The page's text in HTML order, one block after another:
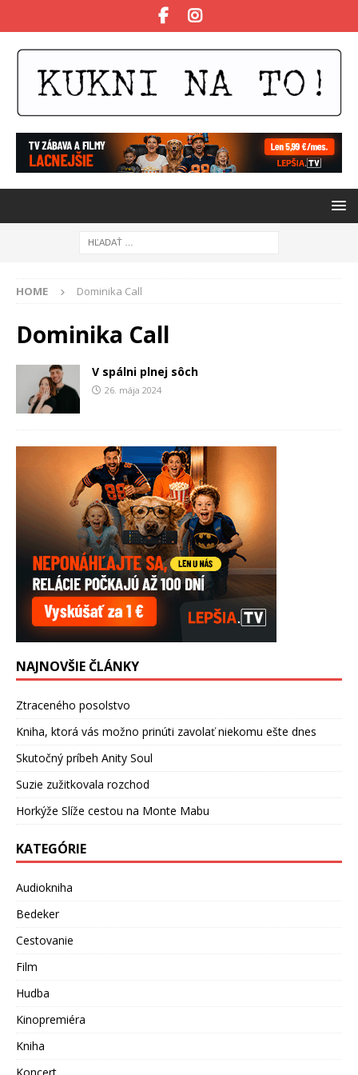
HOME Dominika Call
Dominika Call
V spálni plnej sôch
26. mája 2024
NAJNOVŠIE ČLÁNKY
Ztraceného posolstvo
Kniha, ktorá vás možno prinúti zavolať niekomu ešte dnes
Skutočný príbeh Anity Soul
Suzie zužitkovala rozchod
Horkýže Slíže cestou na Monte Mabu
KATEGÓRIE
Audiokniha
Bedeker
Cestovanie
Film
Hudba
Kinopremiéra
Kniha
Koncert